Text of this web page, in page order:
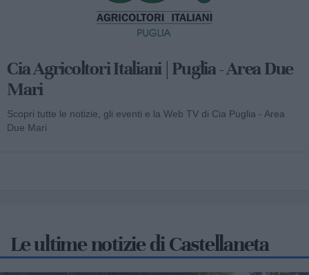
Cia Agricoltori Italiani | Puglia - Area Due
Mari
Scopri tutte le notizie, gli eventi e la Web TV di Cia Puglia - Area
Due Mari
Le ultime notizie di Castellaneta